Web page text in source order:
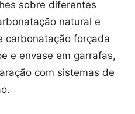
sobre diferentes
natural e
carbonatação forçada
e envase em garrafas,
com sistemas de